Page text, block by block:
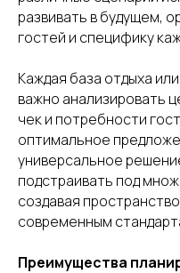
развивать в будущем,
гостей и специфику
Каждая база отдыха
важно анализировать
чек и потребности
оптимальное
универсальное
подстраивать под
создавая
современным
Преимущества